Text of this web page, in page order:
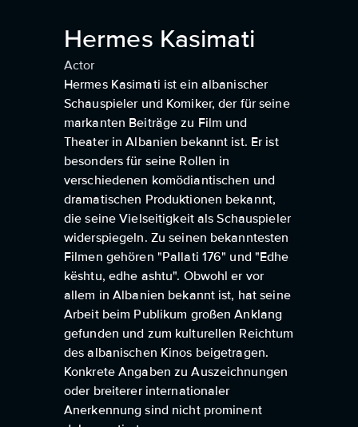
Hermes Kasimati
Actor
Hermes Kasimati ist ein albanischer
Schauspieler und Komiker, der für seine
markanten Beiträge zu Film und
Theater in Albanien bekannt ist. Er ist
besonders für seine Rollen in
verschiedenen komödiantischen und
dramatischen Produktionen bekannt,
die seine Vielseitigkeit als Schauspieler
widerspiegeln. Zu seinen bekanntesten
Filmen gehören "Pallati 176" und "Edhe
kështu, edhe ashtu". Obwohl er vor
allem in Albanien bekannt ist, hat seine
Arbeit beim Publikum großen Anklang
gefunden und zum kulturellen Reichtum
des albanischen Kinos beigetragen.
Konkrete Angaben zu Auszeichnungen
oder breiterer internationaler
Anerkennung sind nicht prominent